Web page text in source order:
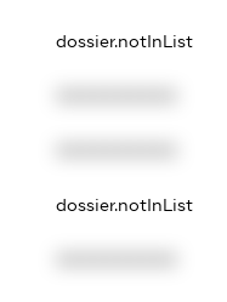
dossier.notInList
dossier.notInList